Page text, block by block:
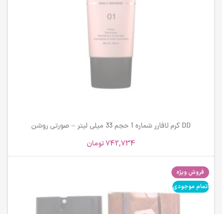
DD کرم لافارر شماره 1 حجم 33 میلی لیتر – صورتی روشن
742,734تومان
فروش ویژه
اتمام موجودی